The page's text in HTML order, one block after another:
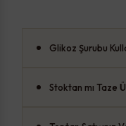
Glikoz Şurubu
Stoktan mı Taze